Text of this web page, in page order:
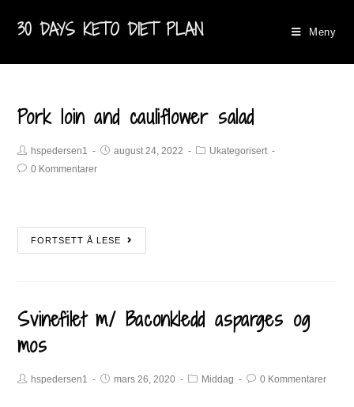
30 DAYS KETO DIET PLAN Meny
Pork loin and cauliflower salad
hspedersen1 august 24, 2022
Ukategorisert
0 Kommentarer
FORTSETT Å LESE
Svinefilet m/ Baconkledd asparges og
mos
hspedersen1 mars 26, 2020 Middag 0 Kommentarer